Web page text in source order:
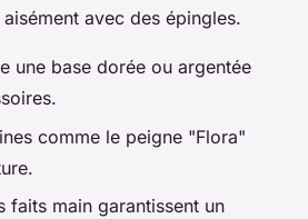
avec des épingles.
une base dorée ou argentée
comme le peigne "Flora"
faits main garantissent un